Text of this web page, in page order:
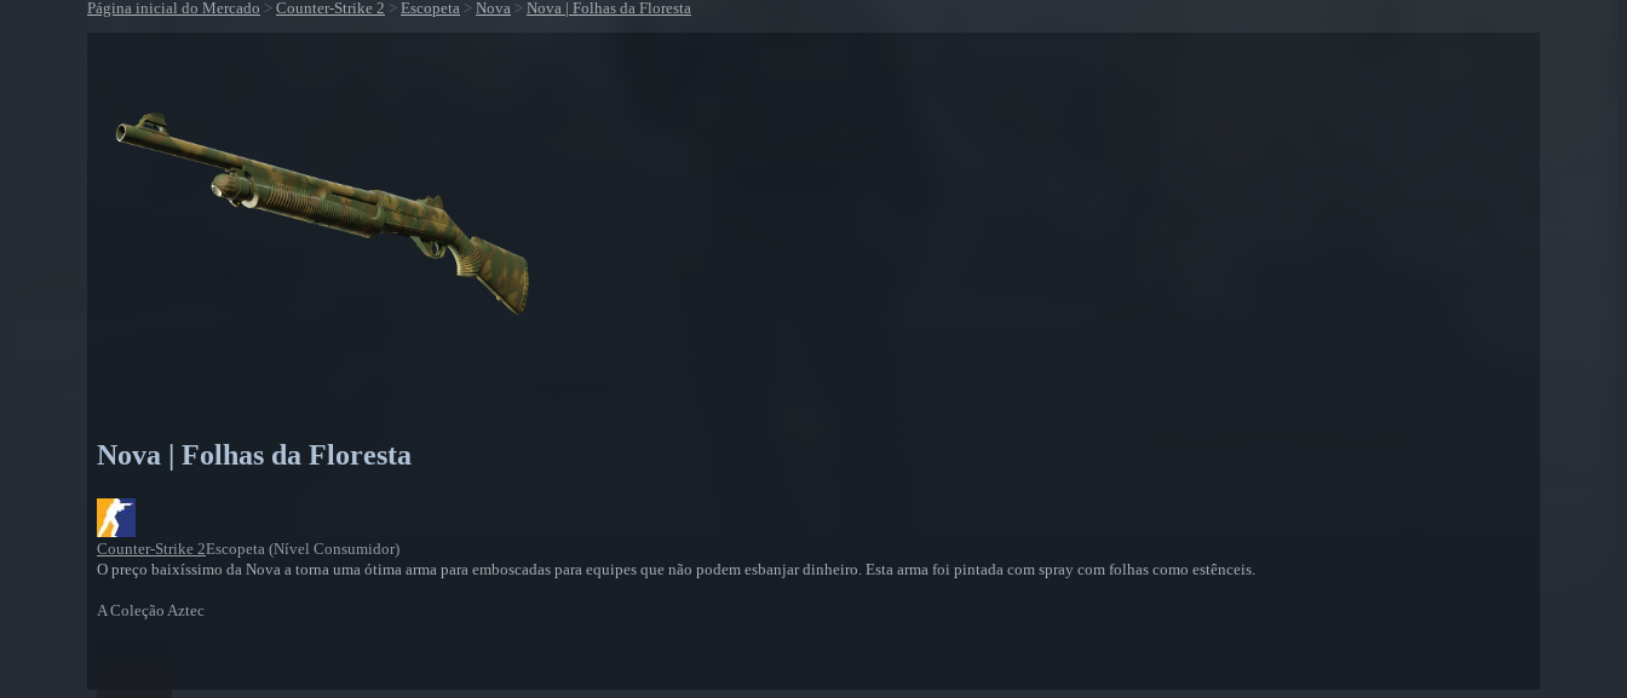
Página inicial do Mercado > Counter-Strike 2 > Escopeta > Nova > Nova | Folhas da Floresta
Nova | Folhas da Floresta
Counter-Strike 2Escopeta (Nível Consumidor)
O preço baixíssimo da Nova a torna uma ótima arma para emboscadas para equipes que não podem esbanjar dinheiro. Esta arma foi pintada com spray com folhas como estênceis.
A Coleção Aztec